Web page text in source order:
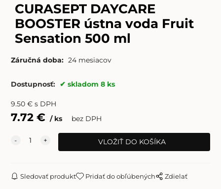
CURASEPT DAYCARE
BOOSTER ústna voda Fruit
Sensation 500 ml
Záručná doba: 24 mesiacov
Dostupnosť: skladom 8 ks
9.50€ s DPH
7.72€ ks bez DPH
Sledovať produkt Pridať do obľúbených Zdielať